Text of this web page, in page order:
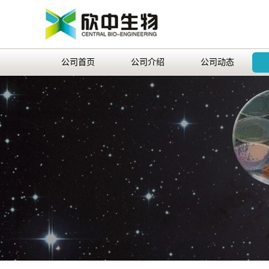
公司首页 公司介绍 公司动态